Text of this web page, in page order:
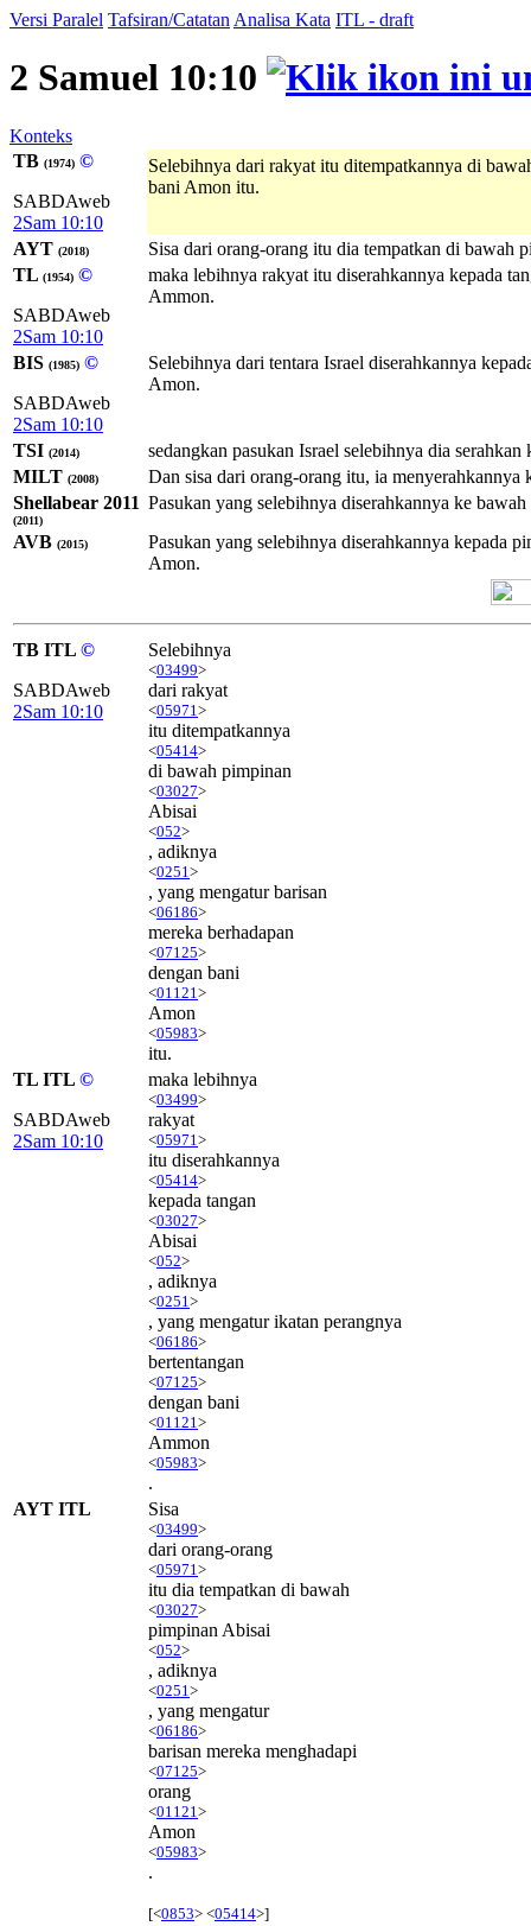
Versi Paralel Tafsiran/Catatan Analisa Kata ITL - draft
2 Samuel 10:10
Konteks
TB (1974) ©
SABDAweb
2Sam 10:10
Selebihnya dari rakyat itu ditempatkannya di
bani Amon itu.
AYT (2018)
Sisa dari orang-orang itu dia tempatkan di bawah
TL (1954) ©
SABDAweb
2Sam 10:10
maka lebihnya rakyat itu diserahkannya kepada
Ammon.
BIS (1985) ©
SABDAweb
2Sam 10:10
Selebihnya dari tentara Israel diserahkannya
Amon.
TSI (2014)
sedangkan pasukan Israel selebihnya dia
MILT (2008)
Dan sisa dari orang-orang itu, ia
Shellabear 2011
(2011)
Pasukan yang selebihnya diserahkannya ke
AVB (2015)
Pasukan yang selebihnya diserahkannya kepada
Amon.
TB ITL ©
SABDAweb
2Sam 10:10
Selebihnya
<03499>
dari rakyat
<05971 >
itu ditempatkannya
<05414>
di bawah pimpinan
<03027>
Abisai
<052>
, adiknya
<0251 >
, yang mengatur barisan
<06186>
mereka berhadapan
<07125>
dengan bani
<01121 >
Amon
<05983>
itu.
TL ITL ©
SABDAweb
2Sam 10:10
maka lebihnya
<03499>
rakyat
<05971 >
itu diserahkannya
<05414>
kepada tangan
<03027>
Abisai
<052>
, adiknya
<0251 >
, yang mengatur ikatan perangnya
<06186>
bertentangan
<07125>
dengan bani
<01121 >
Ammon
<05983>
.
AYT ITL
Sisa
<03499>
dari orang-orang
<05971 >
itu dia tempatkan di bawah
<03027>
pimpinan Abisai
<052>
, adiknya
<0251 >
, yang mengatur
<06186>
barisan mereka menghadapi
<07125>
orang
<01121 >
Amon
<05983>
.
[<0853> <05414>]